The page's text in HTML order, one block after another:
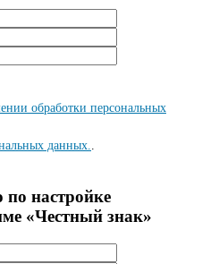
обработки персональных
данных.
настройке
«Честный знак»